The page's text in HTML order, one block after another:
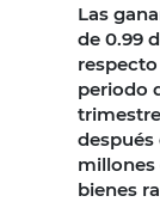
Las
de 0.99
periodo
después
millones
bienes